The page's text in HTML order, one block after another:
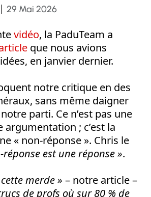
29 Mai 2026
vidéo, la PaduTeam a
que nous avions
en janvier dernier.
notre critique en des
sans même daigner
parti. Ce n’est pas une
argumentation ; c’est la
« non-réponse ». Chris le
est une réponse ».
merde » – notre article –
de profs où sur 80 % de